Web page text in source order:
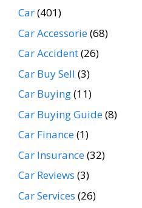
Car(401)
Car Accessorie(68)
Car Accident(26)
Car Buy Sell (3)
Car Buying(11)
Car Buying Guide(8)
Car Finance(1)
Car Insurance(32)
Car Reviews (3)
Car Services (26)